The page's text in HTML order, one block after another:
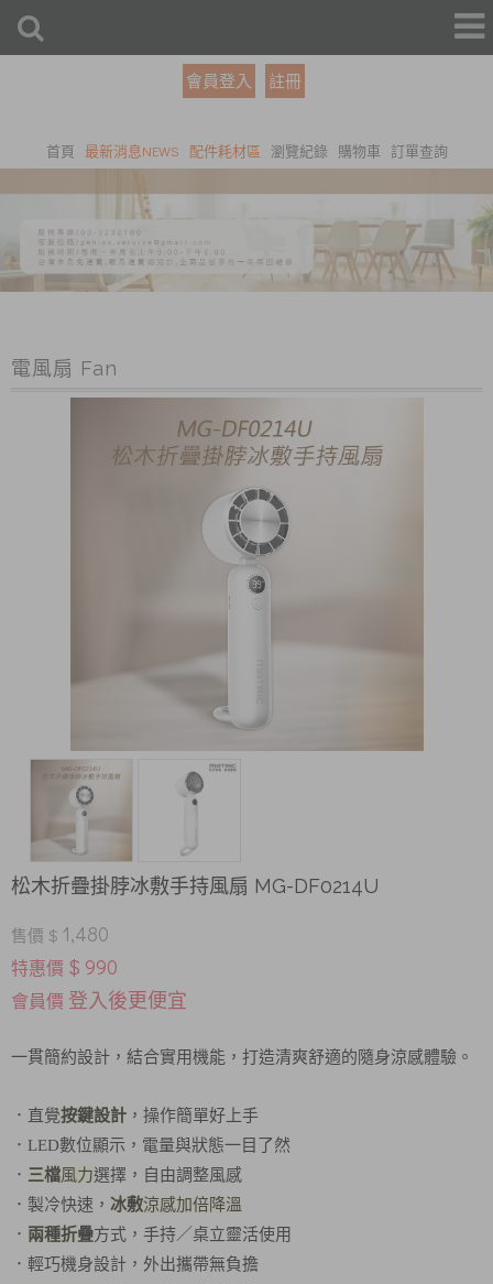
會員登入 註冊
首頁 最新消息NEWS 配件耗材區 瀏覽紀錄 購物車 訂單查詢
電風扇 Fan
松木折疊掛脖冰敷手持風扇 MG-DF0214U
售價 $ 1,480
特惠價 $ 990
會員價 登入後更便宜
一貫簡約設計，結合實用機能，打造清爽舒適的隨身涼感體驗。
．直覺按鍵設計 ，操作簡單好上手
．LED數位顯示，電量與狀態一目了然
． 三檔風力選擇，自由調整風感
．製冷快速， 冰敷涼感加倍降溫
． 兩種折疊方式，手持／桌立靈活使用
．輕巧機身設計，外出攜帶無負擔